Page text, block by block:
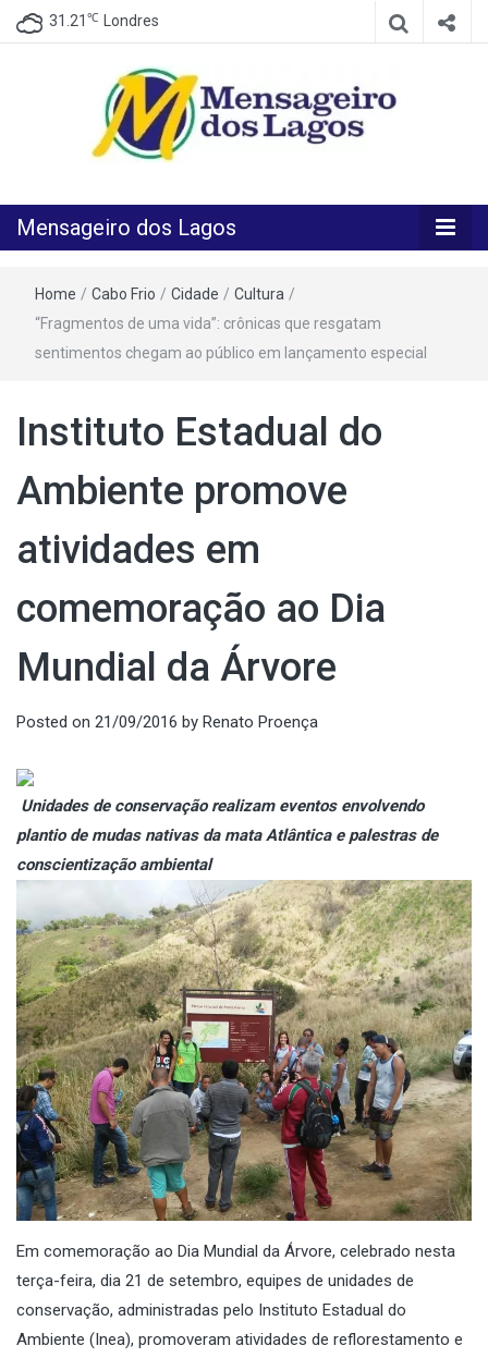
31.21 ℃ Londres
Mensageiro
dos Lagos
Mensageiro dos Lagos
Home / Cabo Frio / Cidade / Cultura /
“Fragmentos de uma vida”: crônicas que resgatam
sentimentos chegam ao público em lançamento especial
Instituto Estadual do
Ambiente promove
atividades em
comemoração ao Dia
Mundial da Árvore
Posted on 21/09/2016 by Renato Proença
Unidades de conservação realizam eventos envolvendo
plantio de mudas nativas da mata Atlântica e palestras de
conscientização ambiental
Em comemoração ao Dia Mundial da Árvore, celebrado nesta
terça-feira, dia 21 de setembro, equipes de unidades de
conservação, administradas pelo Instituto Estadual do
Ambiente (Inea), promoveram atividades de reflorestamento e